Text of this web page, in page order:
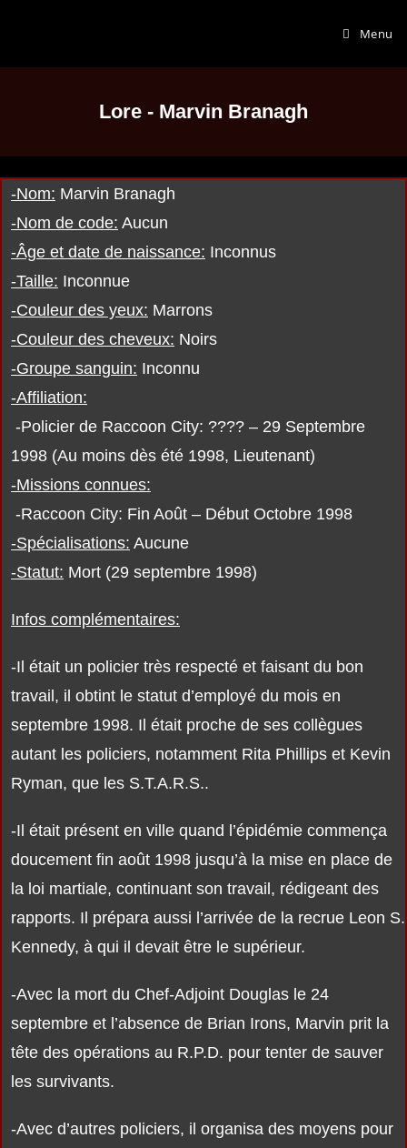
Menu
Lore - Marvin Branagh
-Nom: Marvin Branagh
-Nom de code: Aucun
-Âge et date de naissance: Inconnus
-Taille: Inconnue
-Couleur des yeux: Marrons
-Couleur des cheveux: Noirs
-Groupe sanguin: Inconnu
-Affiliation:
-Policier de Raccoon City: ???? – 29 Septembre
1998 (Au moins dès été 1998, Lieutenant)
-Missions connues:
-Raccoon City: Fin Août – Début Octobre 1998
-Spécialisations: Aucune
-Statut: Mort (29 septembre 1998)
Infos complémentaires:
-Il était un policier très respecté et faisant du bon
travail, il obtint le statut d’employé du mois en
septembre 1998. Il était proche de ses collègues
autant les policiers, notamment Rita Phillips et Kevin
Ryman, que les S.T.A.R.S..
-Il était présent en ville quand l’épidémie commença
doucement fin août 1998 jusqu’à la mise en place de
la loi martiale, continuant son travail, rédigeant des
rapports. Il prépara aussi l’arrivée de la recrue Leon S.
Kennedy, à qui il devait être le supérieur.
-Avec la mort du Chef-Adjoint Douglas le 24
septembre et l’absence de Brian Irons, Marvin prit la
tête des opérations au R.P.D. pour tenter de sauver
les survivants.
-Avec d’autres policiers, il organisa des moyens pour